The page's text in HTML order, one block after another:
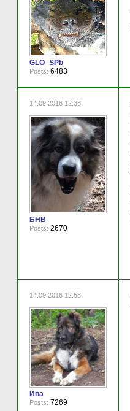
GLO_SPb
Posts: 6483
14.09.2016 12:38
БНВ
Posts: 2670
14.09.2016 12:58
Ива
Posts: 7269